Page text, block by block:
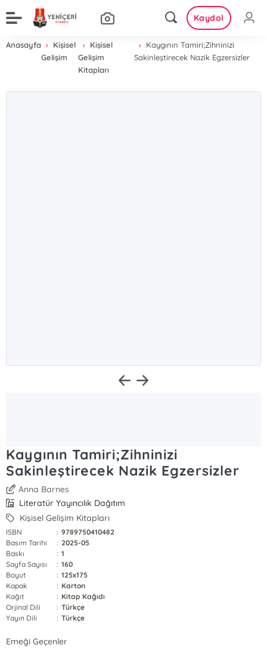
Kaydol
Anasayfa
Kişisel
Gelişim
Kişisel
Gelişim
Kitapları
Kaygının Tamiri;Zihninizi
Sakinleştirecek Nazik Egzersizler
Kaygının Tamiri;Zihninizi
Sakinleştirecek Nazik Egzersizler
Anna Barnes
Literatür Yayıncılık Dağıtım
Kişisel Gelişim Kitapları
ISBN : 9789750410482
Basım Tarihi
: 2025-05
Baskı
: 1
Sayfa Sayısı
: 160
Boyut
: 125x175
Kapak
: Karton
Kağıt
: Kitap Kağıdı
Orjinal Dili
: Türkçe
Yayın Dili
: Türkçe
Emeği Geçenler